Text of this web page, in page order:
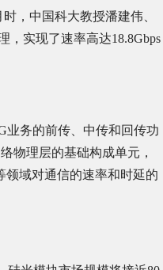
，中国科大教授潘建伟、
，实现了速率高达18.8Gbps
业务的前传、中传和回传功
物理层的基础构成单元，
领域对通信的速率和时延的